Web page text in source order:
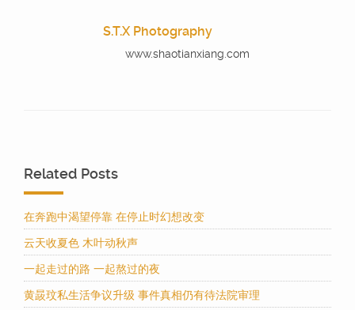
S.T.X Photography
www.shaotianxiang.com
Related Posts
在奔跑中渴望停靠 在停止时幻想改变
云天收夏色 木叶动秋声
一起走过的路 一起熬过的夜
黄晸玟私生活争议升级 事件真相仍有待法院审理